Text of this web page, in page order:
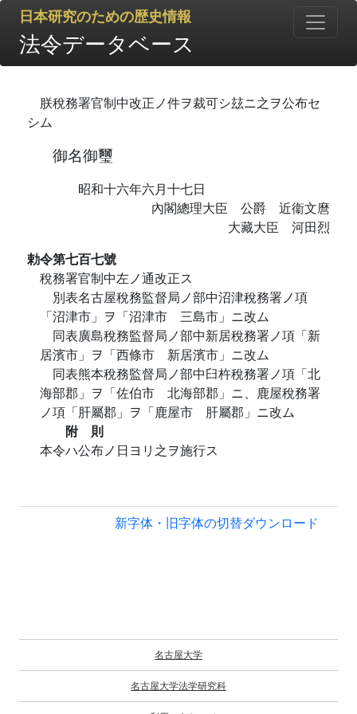
日本研究のための歴史情報
法令データベース
朕稅務署官制中改正ノ件ヲ裁可シ玆ニ之ヲ公布セ
シム
御名御璽
昭和十六年六月十七日
內閣總理大臣 公爵 近衞文麿
大藏大臣 河田烈
勅令第七百七號
稅務署官制中左ノ通改正ス
別表名古屋稅務監督局ノ部中沼津稅務署ノ項
「沼津市」ヲ「沼津市 三島市」ニ改ム
同表廣島稅務監督局ノ部中新居稅務署ノ項「新
居濱市」ヲ「西條市 新居濱市」ニ改ム
同表熊本稅務監督局ノ部中臼杵稅務署ノ項「北
海部郡」ヲ「佐伯市 北海部郡」ニ、鹿屋稅務署
ノ項「肝屬郡」ヲ「鹿屋市 肝屬郡」ニ改ム
附 則
本令ハ公布ノ日ヨリ之ヲ施行ス
新字体・旧字体の切替ダウンロード
名古屋大学
名古屋大学法学研究科